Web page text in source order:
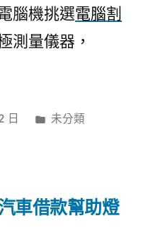
腦機挑選電腦割
測量儀器，
日
分
未分類
車借款幫助燈